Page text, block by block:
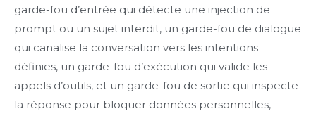
garde-fou d’entrée qui détecte une injection de
prompt ou un sujet interdit, un garde-fou de dialogue
qui canalise la conversation vers les intentions
définies, un garde-fou d’exécution qui valide les
appels d’outils, et un garde-fou de sortie qui inspecte
la réponse pour bloquer données personnelles,